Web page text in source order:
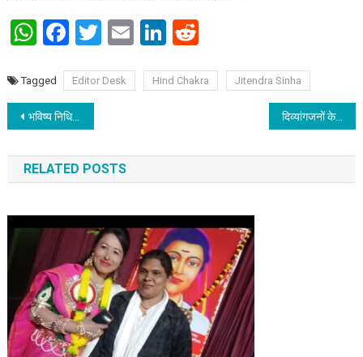
WhatsApp
Facebook
Twitter
EmailLinkedIn
Reddit
Tagged Editor Desk Hind Chakra Jitendra Sinha
Post navigation
भविष्य निधि निदेशालय ने मनाया होली मिलन दिव्‍यांगजनों के लिए शारीरिक शिक्षा एवं खेल के महत्‍व विषय पर राष्‍ट्रीय स्‍तर पर वर्कशॉप
RELATED POSTS